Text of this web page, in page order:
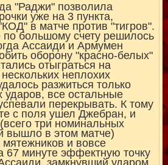
"Раджи" позволила
уже на 3 пункта,
в матче против "тигров".
по большому счету решилось
Ассаиди и Армумен
оборону "красно-белых"
отыграться на
неплохих
разжиться только
ударов, все остальные
перекрывать. К тому
с поля ушел Джебран, и
три номинальных
вышло в этом матче)
и вовсе
67 минуте эффектную точку
замкнувший ударом